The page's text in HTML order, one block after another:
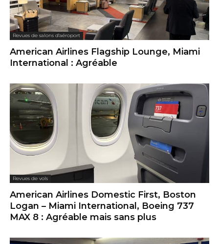
Revues de salons d'aéroport
American Airlines Flagship Lounge, Miami
International : Agréable
Revues de vols
American Airlines Domestic First, Boston
Logan – Miami International, Boeing 737
MAX 8 : Agréable mais sans plus